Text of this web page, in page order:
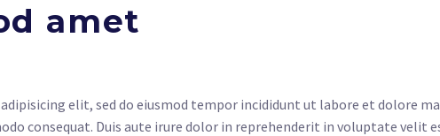
amet
elit, sed do eiusmod tempor incididunt ut labore et dolore
consequat. Duis aute irure dolor in reprehenderit in voluptate velit